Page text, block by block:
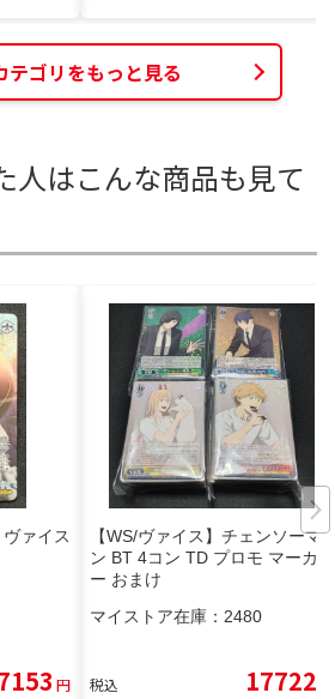
テゴリをもっと見る
人はこんな商品も見て
ァイス
円
【WS/ヴァイス】チェンソーマ
ン BT 4コン TD プロモ マーカ
ー おまけ
マイストア在庫： 2480
税込 17722